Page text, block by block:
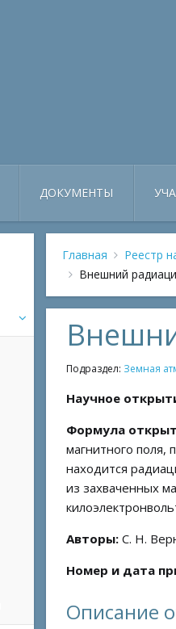
ДОКУМЕНТЫ
Главная Реестр
Внешний
Подраздел: Земная
Научное
Формула
магнитного
находится
из захваченных
Авторы: С. Н.
Номер и дата
Описание